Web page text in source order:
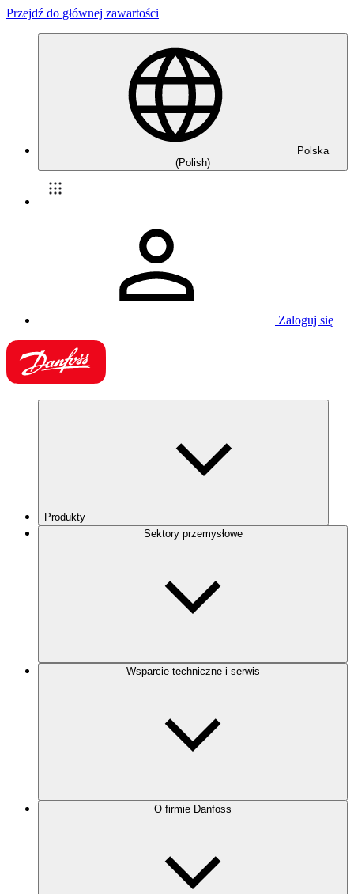
Przejdź do głównej zawartości
Polska
(Polish)
Zaloguj się
Produkty
Sektory przemysłowe
Wsparcie techniczne i serwis
O firmie Danfoss